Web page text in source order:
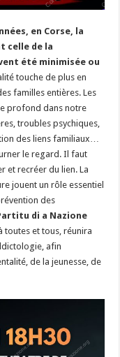
en Corse, la
celle de la
été minimisée ou
touche de plus en
familles entières. Les
profond dans notre
troubles psychiques,
des liens familiaux…
le regard. Il faut
et recréer du lien. La
jouent un rôle essentiel
des
di a Nazione
toutes et tous, réunira
afin
de la jeunesse, de